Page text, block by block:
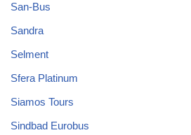
San-Bus
Sandra
Selment
Sfera Platinum
Siamos Tours
Sindbad Eurobus